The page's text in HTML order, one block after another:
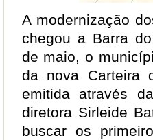
A modernização
chegou a Barra
de maio, o
da nova Carteira
emitida através
diretora Sirleide
buscar os